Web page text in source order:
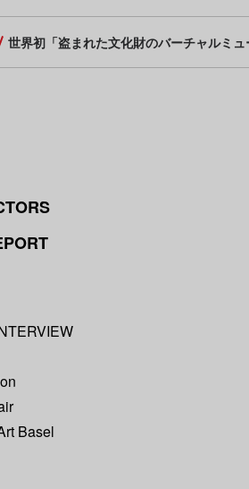
世界初「盗まれた文化財のバーチャルミ
Basel